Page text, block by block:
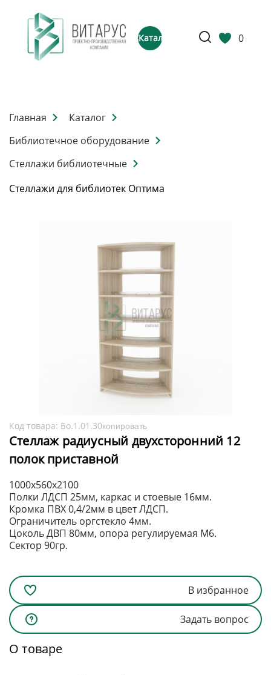
Каталог 0
Главная
Каталог
Библиотечное оборудование
Стеллажи библиотечные
Стеллажи для библиотек Оптима
Код товара: Бо.1.01.30копировать
Стеллаж радиусный двухсторонний 12
полок приставной
Полки ЛДСП 25мм, каркас и стоевые 16мм.
Кромка ПВХ 0,4/2мм в цвет ЛДСП.
Ограничитель оргстекло 4мм.
Цоколь ДВП 80мм, опора регулируемая М6.
Сектор 90гр.
1000х560х2100
В избранное
Задать вопрос
О товаре